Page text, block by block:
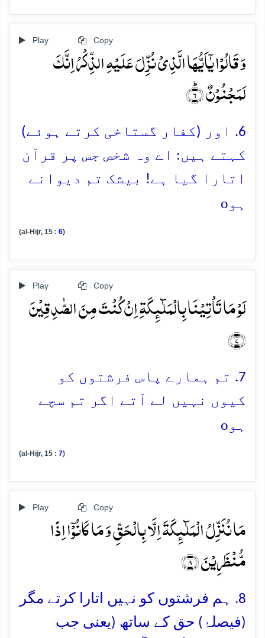
Play Copy
وَ قَالُوۡا یٰۤاَیُّہَا الَّذِیۡ نُزِّلَ عَلَیۡہِ الذِّکۡرُ اِنَّکَ
لَمَجۡنُوۡنٌ ؕ﴿۶﴾
6. اور (کفار گستاخی کرتے ہوئے)
کہتے ہیں: اے وہ شخص جس پر قرآن
اتارا گیا ہے! بیشک تم دیوانے
ہو o
(al-Hijr, 15 : 6)
Play Copy
لَوۡ مَا تَاۡتِیۡنَا بِالۡمَلٰٓئِکَۃِ اِنۡ کُنۡتَ مِنَ الصّٰدِقِیۡنَ
﴿۷﴾
7. تم ہمارے پاس فرشتوں کو
کیوں نہیں لے آتے اگر تم سچے
ہو o
(al-Hijr, 15 : 7)
Play Copy
مَا نُنَزِّلُ الۡمَلٰٓئِکَۃَ اِلَّا بِالۡحَقِّ وَ مَا کَانُوۡۤا اِذًا
مُّنۡظَرِیۡنَ ﴿۸﴾
8. ہم فرشتوں کو نہیں اتارا کرتے مگر
(فیصلۂ) حق کے ساتھ (یعنی جب